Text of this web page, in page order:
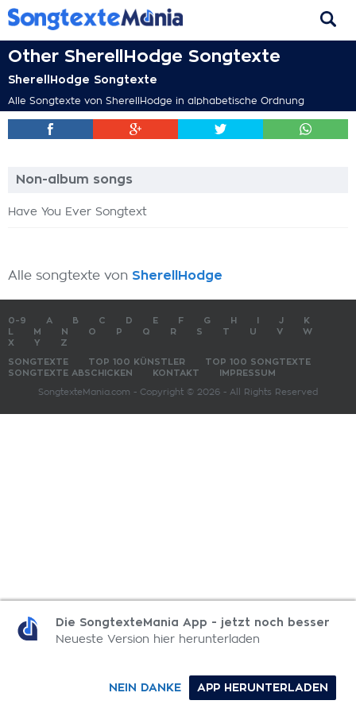
Other SherellHodge Songtexte
SherellHodge Songtexte
Alle Songtexte von SherellHodge in alphabetische Ordnung
Non-album songs
Have You Ever Songtext
Alle songtexte von SherellHodge
0-9 A B C D E F G H J
K
M N O P Q R S T U V
W
X
Y Z
SONGTEXTE TOP 100 KÜNSTLER
TOP 100 SONGTEXTE
SONGTEXTE ABSCHICKEN
KONTAKT IMPRESSUM
SongtexteMania.com - Copyright © 2026 - All Rights Reserved
Die SongtexteMania App - jetzt noch besser
Neueste Version hier herunterladen
APP HERUNTERLADEN
NEIN DANKE